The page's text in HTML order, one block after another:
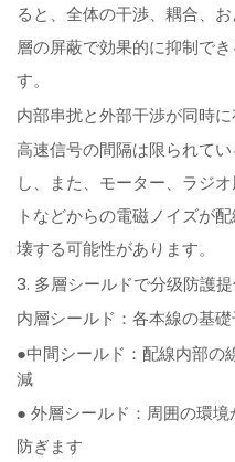
ると、全体の干渉、耦合、
層の屏蔽で効果的に抑制で
す。
内部串扰と外部干渉が同時
高速信号の間隔は限られて
し、また、モーター、ラジ
トなどからの電磁ノイズが
壊する可能性があります。
3. 多層シールドで分级防護
内層シールド：各本線の基
●中間シールド：配線内部の
減
● 外層シールド：周囲の環
防ぎます